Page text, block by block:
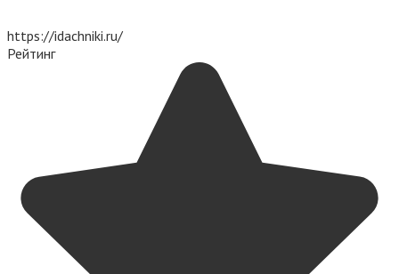
https://idachniki.ru/
Рейтинг